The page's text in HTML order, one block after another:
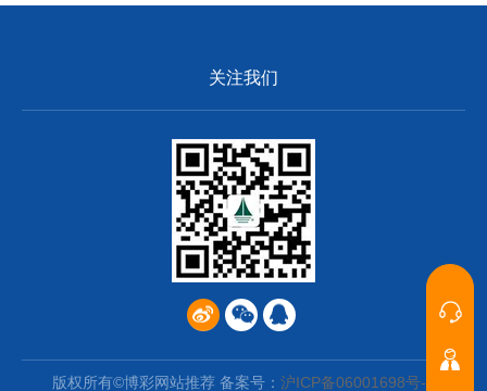
关注我们
版权所有©博彩网站推荐 备案号： 沪ICP备06001698号-1
业务咨
询
联系我
们